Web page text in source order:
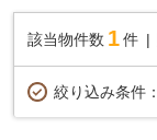
該当物件数 1件
絞り込み条件：